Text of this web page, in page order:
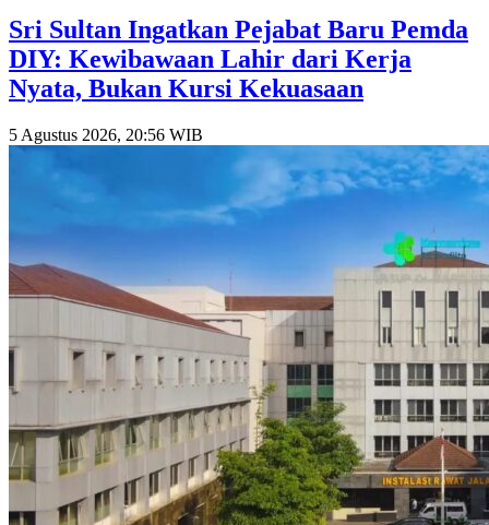
Sri Sultan Ingatkan Pejabat Baru Pemda
DIY: Kewibawaan Lahir dari Kerja
Nyata, Bukan Kursi Kekuasaan
5 Agustus 2026, 20:56 WIB